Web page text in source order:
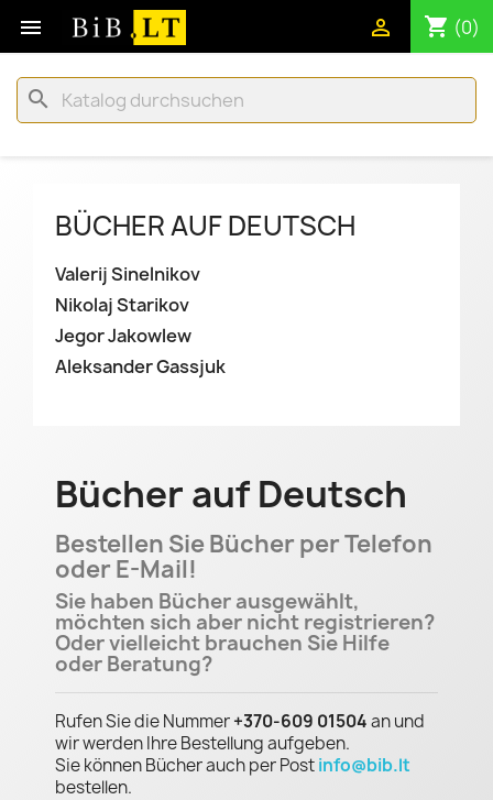
 shopping_cart (0)

search
BÜCHER AUF DEUTSCH
Valerij Sinelnikov
Nikolaj Starikov
Jegor Jakowlew
Aleksander Gassjuk
Bücher auf Deutsch
Bestellen Sie Bücher per Telefon
oder E-Mail!
Sie haben Bücher ausgewählt,
möchten sich aber nicht registrieren?
Oder vielleicht brauchen Sie Hilfe
oder Beratung?
Rufen Sie die Nummer+370-609 01504an und
wir werden Ihre Bestellung aufgeben.
Sie können Bücher auch per Postinfo@bib.lt
bestellen.